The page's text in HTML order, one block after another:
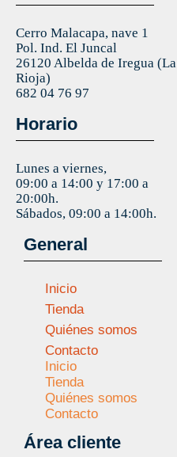
Cerro Malacapa, nave 1
Pol. Ind. El Juncal
26120 Albelda de Iregua (La
Rioja)
682 04 76 97
Horario
Lunes a viernes,
09:00 a 14:00 y 17:00 a
20:00h.
Sábados, 09:00 a 14:00h.
General
Inicio
Tienda
Quiénes somos
Contacto
Inicio
Tienda
Quiénes somos
Contacto
Área cliente